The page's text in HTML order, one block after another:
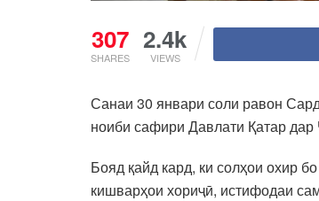
307
SHARES
2.4k
VIEWS
Санаи 30 январи соли равон
ноиби сафири Давлати Қатар
Бояд қайд кард, ки солҳои охир
кишварҳои хориҷӣ, истифодаи